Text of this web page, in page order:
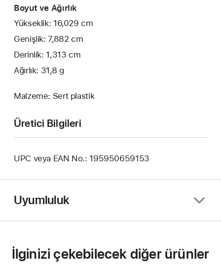
Boyut ve Ağırlık
Yükseklik: 16,029 cm
Genişlik: 7,882 cm
Derinlik: 1,313 cm
Ağırlık: 31,8 g
Malzeme: Sert plastik
Üretici Bilgileri
UPC veya EAN No.: 195950659153
Uyumluluk
İlginizi çekebilecek diğer ürünler